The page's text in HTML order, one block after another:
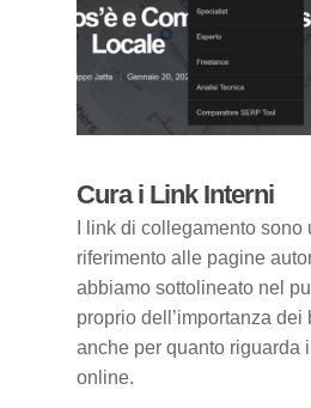
Cura i Link Interni
I link di collegamento
riferimento alle pagine
abbiamo sottolineato nel
proprio dell’importanza dei
anche per quanto riguarda
online.